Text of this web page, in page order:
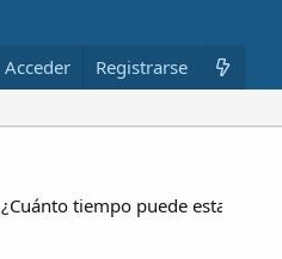
Nuevo Miembros
Acceder Registrarse
¿Cuánto tiempo puede estar la